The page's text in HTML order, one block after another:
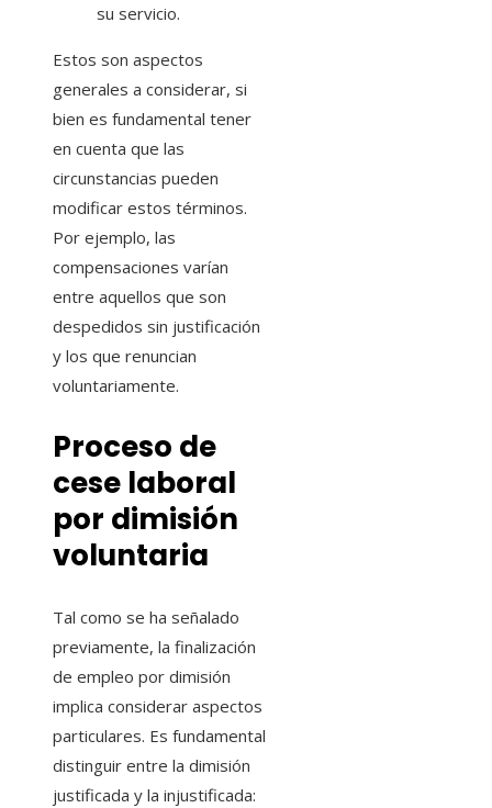
su servicio.
Estos son aspectos
generales a considerar, si
bien es fundamental tener
en cuenta que las
circunstancias pueden
modificar estos términos.
Por ejemplo, las
compensaciones varían
entre aquellos que son
despedidos sin justificación
y los que renuncian
voluntariamente.
Proceso de
cese laboral
por dimisión
voluntaria
Tal como se ha señalado
previamente, la finalización
de empleo por dimisión
implica considerar aspectos
particulares. Es fundamental
distinguir entre la dimisión
justificada y la injustificada: